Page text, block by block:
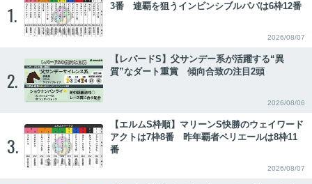
1.
3番 連覇を狙うインビンシブルパパは6枠12番
2026/08/07
2.
【レパードS】父サンデー系が活躍する“異
質”なダート重賞 傾向合致の注目2頭
2026/08/06
3.
【エルムS枠順】マリーンS快勝のウェイワード
アクトは7枠8番 昨年覇者ペリエールは8枠11
番
2026/08/07